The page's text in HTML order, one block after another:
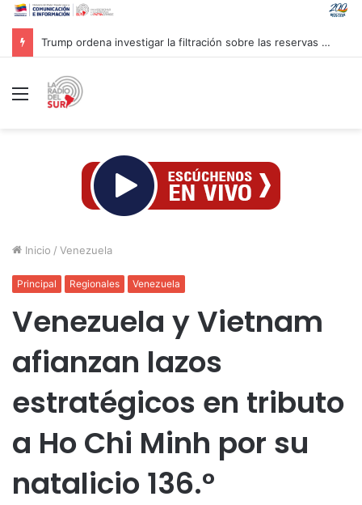
Trump ordena investigar la filtración sobre las reservas de municiones
Menú
Inicio / Venezuela
Principal Regionales Venezuela
Venezuela y Vietnam
afianzan lazos
estratégicos en tributo
a Ho Chi Minh por su
natalicio 136.°